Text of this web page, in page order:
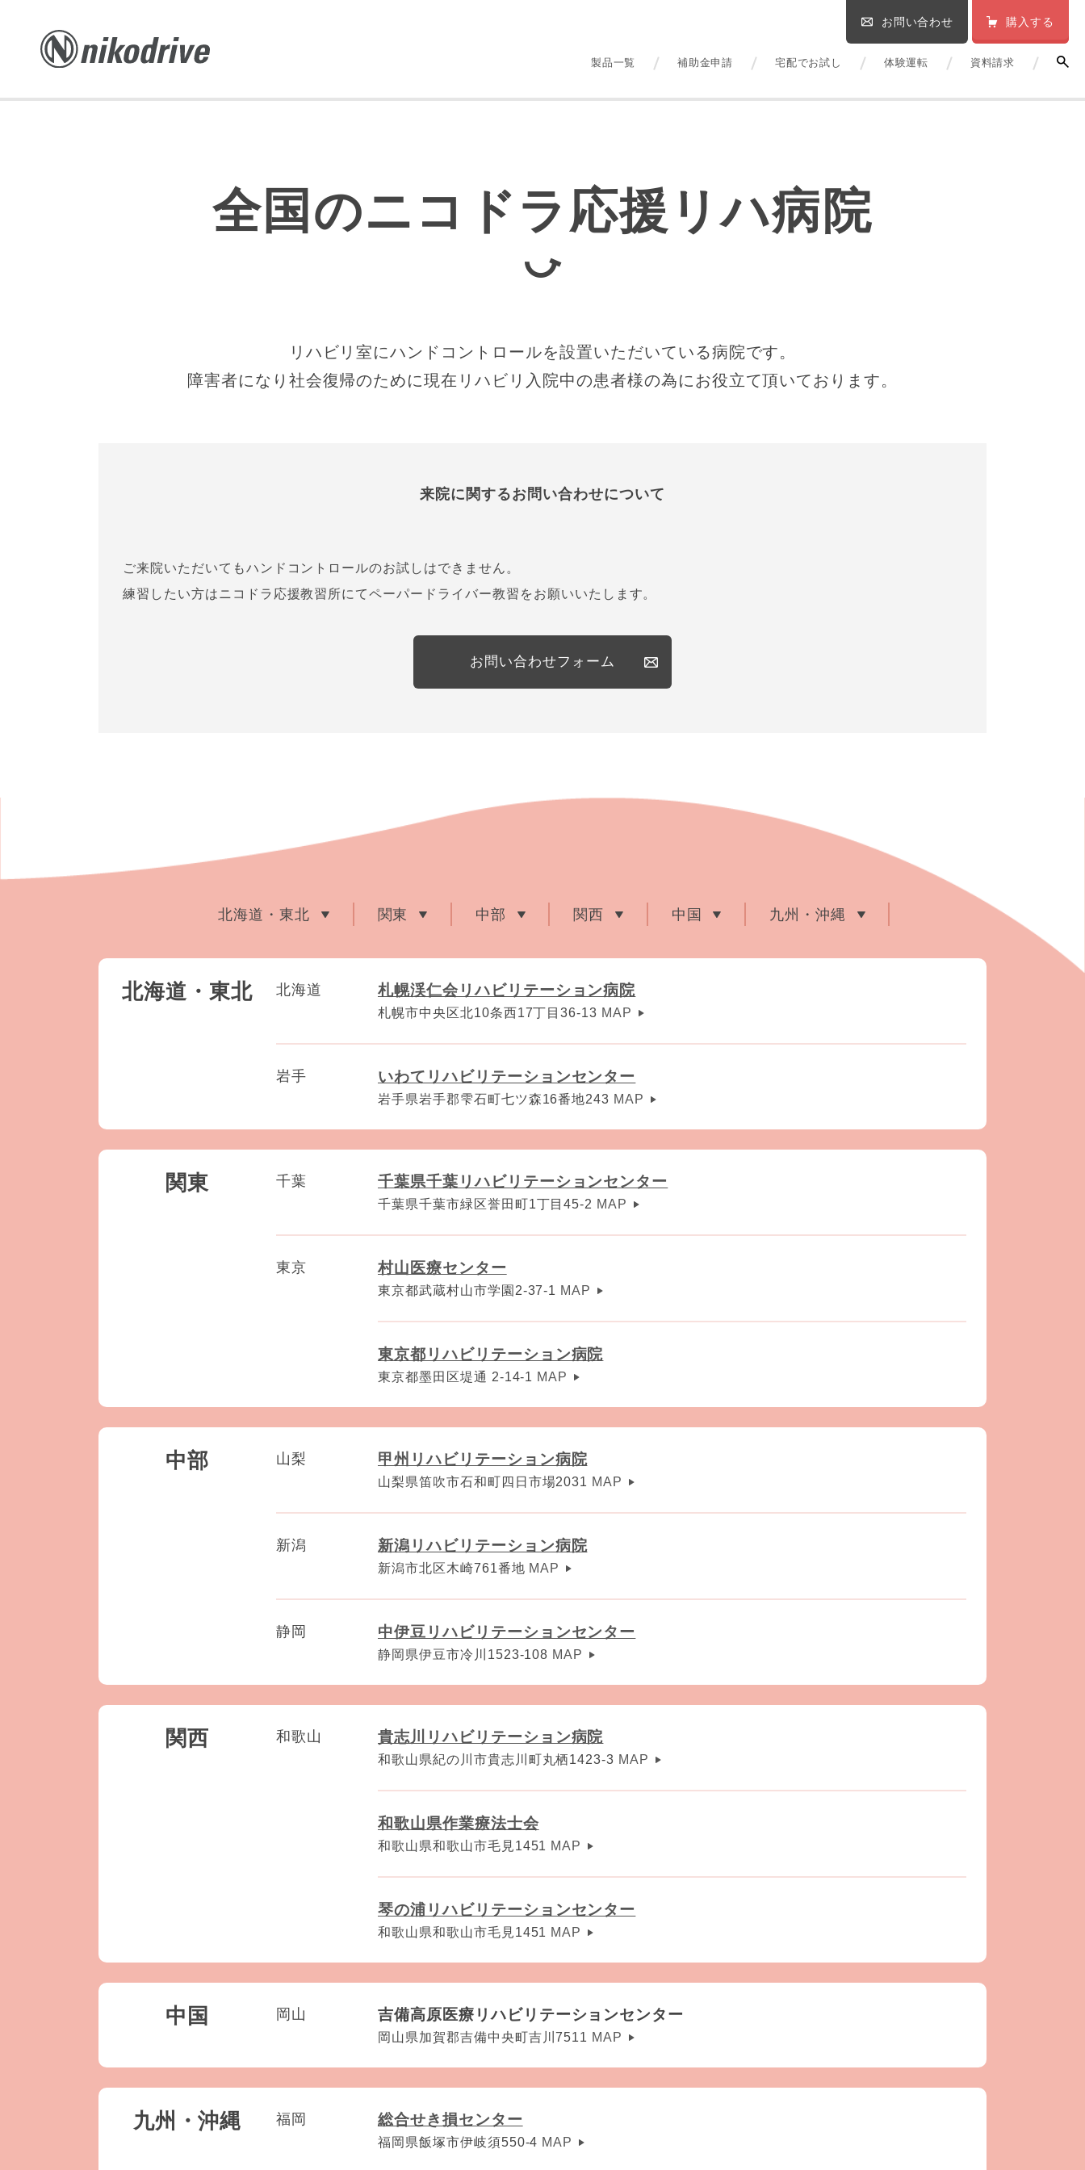
お問い合わせ 購入する
製品一覧 補助金申請 宅配でお試し 体験運転 資料請求
全国のニコドラ応援リハ病院
リハビリ室にハンドコントロールを設置いただいている病院です。
障害者になり社会復帰のために現在リハビリ入院中の患者様の為にお役立て頂いております。
来院に関するお問い合わせについて
ご来院いただいてもハンドコントロールのお試しはできません。
練習したい方はニコドラ応援教習所にてペーパードライバー教習をお願いいたします。
お問い合わせフォーム
北海道・東北 関東 中部 関西 中国 九州・沖縄
北海道・東北 北海道 札幌渓仁会リハビリテーション病院
札幌市中央区北10条西17丁目36-13 MAP
岩手 いわてリハビリテーションセンター
岩手県岩手郡雫石町七ツ森16番地243 MAP
関東 千葉 千葉県千葉リハビリテーションセンター
千葉県千葉市緑区誉田町1丁目45-2 MAP
東京 村山医療センター
東京都武蔵村山市学園2-37-1 MAP
東京都リハビリテーション病院
東京都墨田区堤通 2-14-1 MAP
中部 山梨 甲州リハビリテーション病院
山梨県笛吹市石和町四日市場2031 MAP
新潟 新潟リハビリテーション病院
新潟市北区木崎761番地 MAP
静岡 中伊豆リハビリテーションセンター
静岡県伊豆市冷川1523-108 MAP
関西 和歌山 貴志川リハビリテーション病院
和歌山県紀の川市貴志川町丸栖1423-3 MAP
和歌山県作業療法士会
和歌山県和歌山市毛見1451 MAP
琴の浦リハビリテーションセンター
和歌山県和歌山市毛見1451 MAP
中国 岡山 吉備高原医療リハビリテーションセンター
岡山県加賀郡吉備中央町吉川7511 MAP
九州・沖縄 福岡 総合せき損センター
福岡県飯塚市伊岐須550-4 MAP